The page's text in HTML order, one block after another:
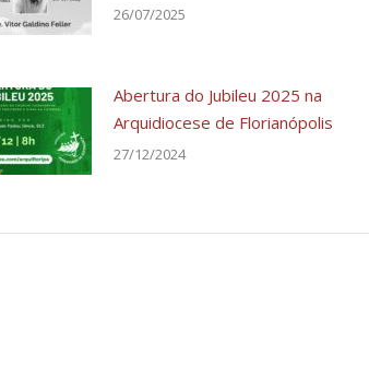
26/07/2025
Abertura do Jubileu 2025 na
Arquidiocese de Florianópolis
27/12/2024